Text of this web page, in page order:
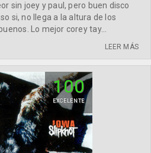
sin joey y paul, pero buen disco
si, no llega a la altura de los
Lo mejor corey tay...
LEER MÁS
100
EXCELENTE